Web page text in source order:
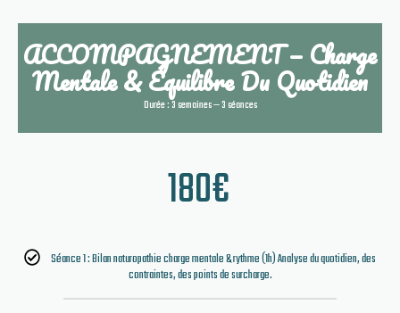
ACCOMPAGNEMENT — Charge
Mentale & Équilibre Du Quotidien
Durée : 3 semaines — 3 séances
180€
Séance 1 : Bilan naturopathie charge mentale & rythme (1h) Analyse du quotidien, des
contraintes, des points de surcharge.